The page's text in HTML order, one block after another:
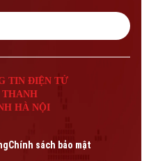
soạn
TIN ĐIỆN TỬ
HÀ NỘI
Chính sách bảo mật